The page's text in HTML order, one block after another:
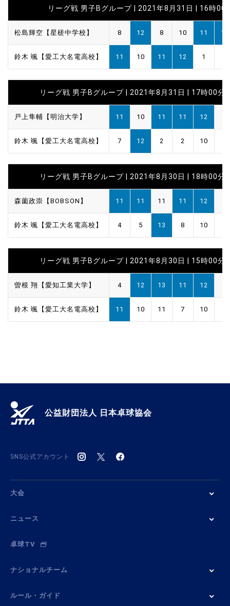
リーグ戦 男子Bグループ | 2021年8月31日 | 16時00
松島輝空【星槎中学校】 8 12 8 10 11 11
鈴木 颯【愛工大名電高校】 11 10 11 12 1
リーグ戦 男子Bグループ | 2021年8月31日 | 17時00分
戸上隼輔【明治大学】 11 10 11 11 12
鈴木 颯【愛工大名電高校】 7 12 2 2 10
リーグ戦 男子Bグループ | 2021年8月30日 | 18時00分
森薗政崇【BOBSON】 11 11 11 11 12
鈴木 颯【愛工大名電高校】 4 5 13 8 10
リーグ戦 男子Bグループ | 2021年8月30日 | 15時00分
曽根 翔【愛知工業大学】 4 12 13 11 12
鈴木 颯【愛工大名電高校】 11 10 11 7 10
公益財団法人 日本卓球協会
SNS公式アカウント
大会
ニュース
卓球TV
ナショナルチーム
ルール・ガイド